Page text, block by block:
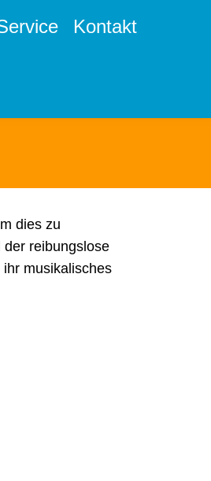
Kontakt
dies zu
reibungslose
musikalisches